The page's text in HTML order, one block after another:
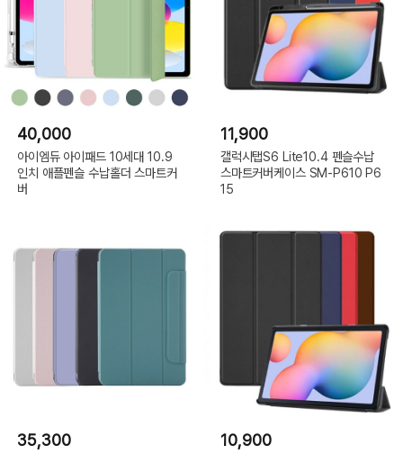
40,000
아이엠듀 아이패드 10세대 10.9
인치 애플펜슬 수납홀더 스마트커
버
11,900
갤럭시탭S6 Lite10.4 펜슬수납
스마트커버케이스 SM-P610 P6
15
35,300 10,900